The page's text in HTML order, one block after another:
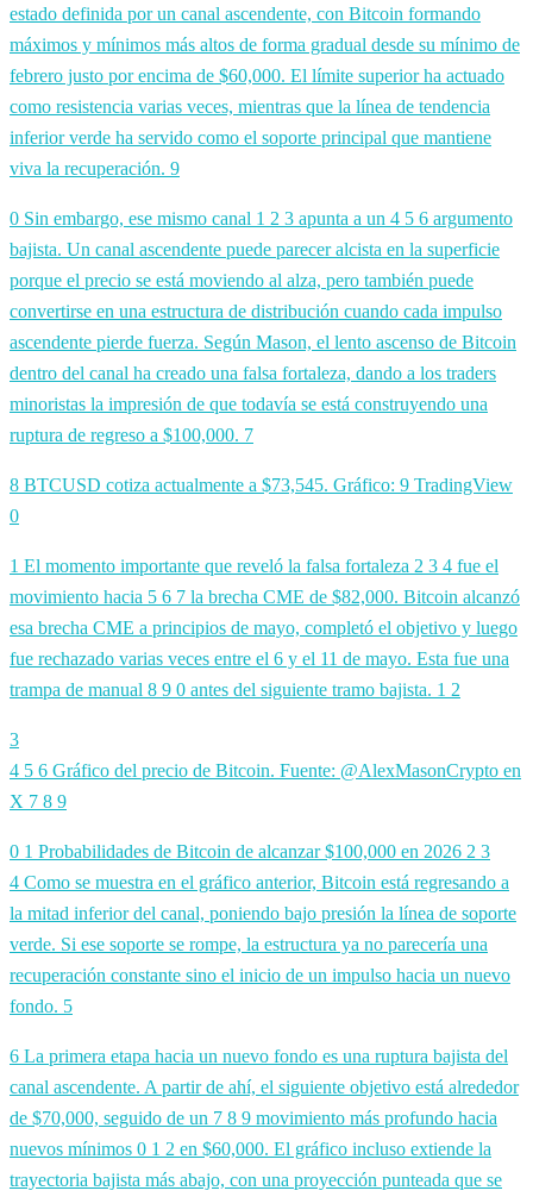
estado definida por un canal ascendente, con Bitcoin formando
máximos y mínimos más altos de forma gradual desde su mínimo de
febrero justo por encima de $60,000. El límite superior ha actuado
como resistencia varias veces, mientras que la línea de tendencia
inferior verde ha servido como el soporte principal que mantiene
viva la recuperación. 9
0 Sin embargo, ese mismo canal 1 2 3 apunta a un 4 5 6 argumento
bajista. Un canal ascendente puede parecer alcista en la superficie
porque el precio se está moviendo al alza, pero también puede
convertirse en una estructura de distribución cuando cada impulso
ascendente pierde fuerza. Según Mason, el lento ascenso de Bitcoin
dentro del canal ha creado una falsa fortaleza, dando a los traders
minoristas la impresión de que todavía se está construyendo una
ruptura de regreso a $100,000. 7
8 BTCUSD cotiza actualmente a $73,545. Gráfico: 9 TradingView
0
1 El momento importante que reveló la falsa fortaleza 2 3 4 fue el
movimiento hacia 5 6 7 la brecha CME de $82,000. Bitcoin alcanzó
esa brecha CME a principios de mayo, completó el objetivo y luego
fue rechazado varias veces entre el 6 y el 11 de mayo. Esta fue una
trampa de manual 8 9 0 antes del siguiente tramo bajista. 1 2
3
4 5 6 Gráfico del precio de Bitcoin. Fuente: @AlexMasonCrypto en
X 7 8 9
0 1 Probabilidades de Bitcoin de alcanzar $100,000 en 2026 2 3
4 Como se muestra en el gráfico anterior, Bitcoin está regresando a
la mitad inferior del canal, poniendo bajo presión la línea de soporte
verde. Si ese soporte se rompe, la estructura ya no parecería una
recuperación constante sino el inicio de un impulso hacia un nuevo
fondo. 5
6 La primera etapa hacia un nuevo fondo es una ruptura bajista del
canal ascendente. A partir de ahí, el siguiente objetivo está alrededor
de $70,000, seguido de un 7 8 9 movimiento más profundo hacia
nuevos mínimos 0 1 2 en $60,000. El gráfico incluso extiende la
trayectoria bajista más abajo, con una proyección punteada que se